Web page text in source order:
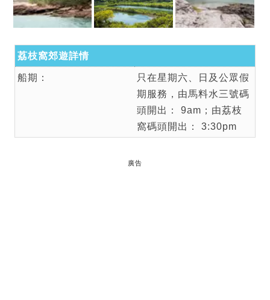
荔枝窩郊遊詳情
船期：
只在星期六、日及公眾假
期服務，由馬料水三號碼
頭開出： 9am；由荔枝
窩碼頭開出： 3:30pm
廣告